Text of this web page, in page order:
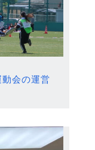
会の運営